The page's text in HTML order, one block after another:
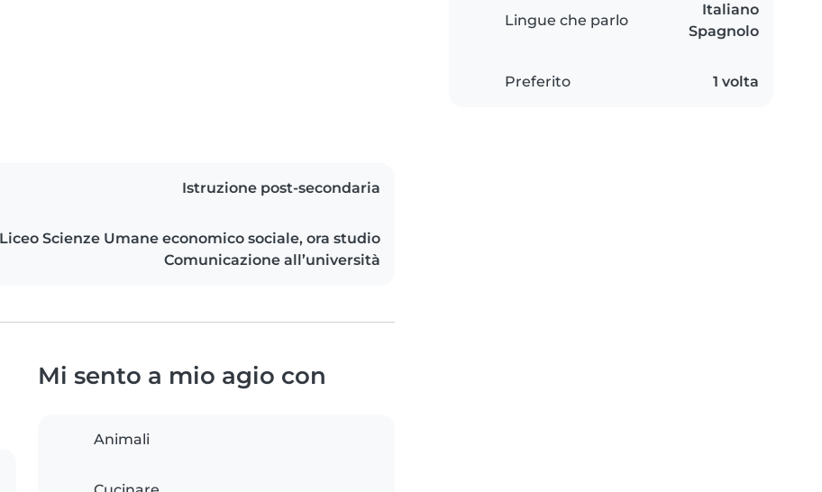
Lingue che parlo
Italiano
Spagnolo
Preferito 1 volta
Istruzione post-secondaria
Scienze Umane economico sociale, ora studio
Comunicazione all’università
Mi sento a mio agio con
Animali